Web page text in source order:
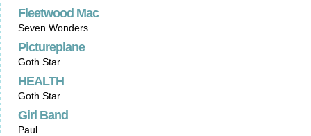
Fleetwood Mac
Seven Wonders
Pictureplane
Goth Star
HEALTH
Goth Star
Girl Band
Paul